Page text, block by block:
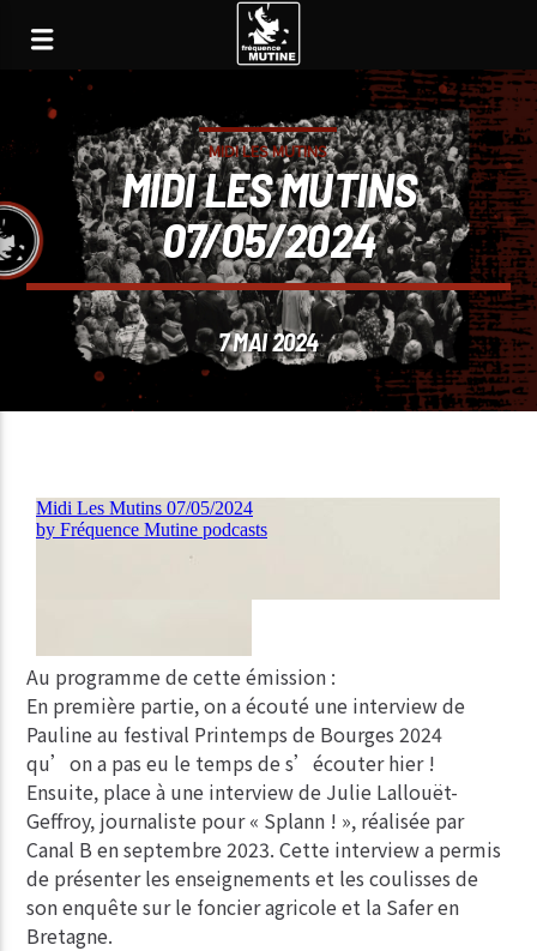
MIDI LES MUTINS
MIDI LES MUTINS
07/05/2024
7 MAI 2024
Au programme de cette émission :
En première partie, on a écouté une interview de
Pauline au festival Printemps de Bourges 2024
qu’on a pas eu le temps de s’écouter hier !
Ensuite, place à une interview de Julie Lallouët-
Geffroy, journaliste pour « Splann ! », réalisée par
Canal B en septembre 2023. Cette interview a permis
de présenter les enseignements et les coulisses de
son enquête sur le foncier agricole et la Safer en
Bretagne.